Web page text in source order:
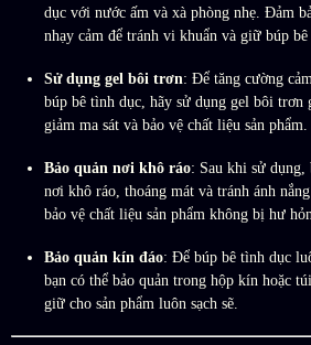
dục với nước ấm và xà phòng nhẹ. Đảm
nhạy cảm để tránh vi khuẩn và giữ búp bê
Sử dụng gel bôi trơn: Để tăng cường
búp bê tình dục, hãy sử dụng gel bôi trơn
giảm ma sát và bảo vệ chất liệu sản phẩm.
Bảo quản nơi khô ráo: Sau khi sử dụng,
nơi khô ráo, thoáng mát và tránh ánh
bảo vệ chất liệu sản phẩm không bị hư
Bảo quản kín đáo: Để búp bê tình dục
bạn có thể bảo quản trong hộp kín hoặc
giữ cho sản phẩm luôn sạch sẽ.